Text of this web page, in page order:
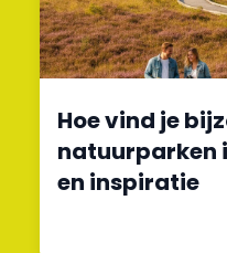
Hoe vind je
natuurparken
en inspiratie